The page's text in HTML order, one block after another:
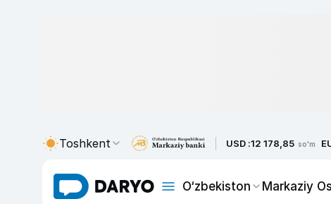
Toshkent USD :12 178,85 so'm
O‘zbekiston Markaziy